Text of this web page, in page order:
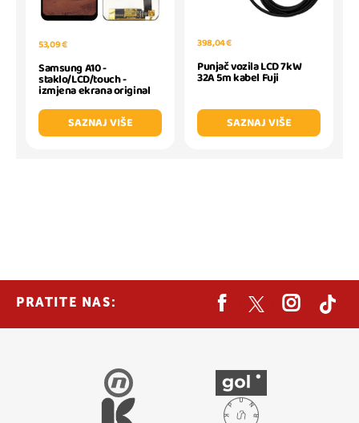
53,09 €
Samsung A10 -
staklo/LCD/touch -
izmjena ekrana original
SAZNAJ VIŠE
398,04 €
Punjač vozila LCD 7kW
32A 5m kabel Fuji
SAZNAJ VIŠE
PRATITE NAS: